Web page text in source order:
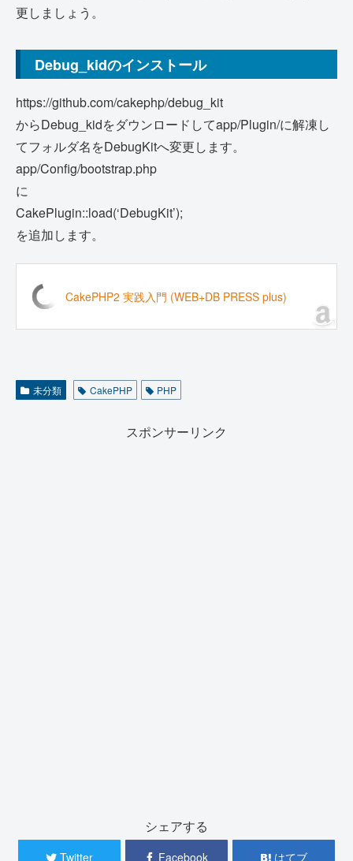
更しましょう。
Debug_kidのインストール
https://github.com/cakephp/debug_kit
からDebug_kidをダウンロードしてapp/Plugin/に解凍し
てフォルダ名をDebugKitへ変更します。
app/Config/bootstrap.php
に
CakePlugin::load(‘DebugKit’);
を追加します。
CakePHP2 実践入門 (WEB+DB PRESS plus)
未分類 CakePHP PHP
スポンサーリンク
シェアする
Twitter Facebook はてブ